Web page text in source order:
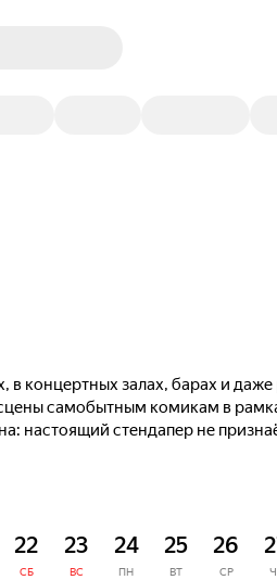
концертных залах, барах и
самобытным комикам в
настоящий стендапер не
22
СБ
23
ВС
24
ПН
25
ВТ
26
СР